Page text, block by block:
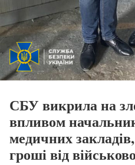
СБУ викрила на
впливом
медичних
гроші від